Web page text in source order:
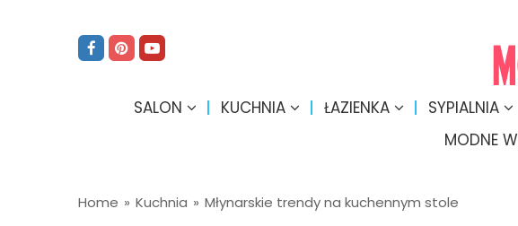
SALON KUCHNIA ŁAZIENKA SYPIALNIA
MODNE
Home » Kuchnia » Młynarskie trendy na kuchennym stole